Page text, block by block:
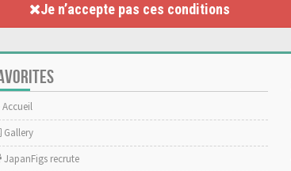
Je n’accepte pas ces conditions
Accueil
Gallery
JapanFigs recrute